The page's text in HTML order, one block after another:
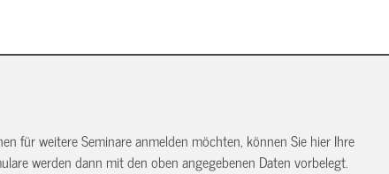
für weitere Seminare anmelden möchten, können Sie hier Ihre
werden dann mit den oben angegebenen Daten vorbelegt.